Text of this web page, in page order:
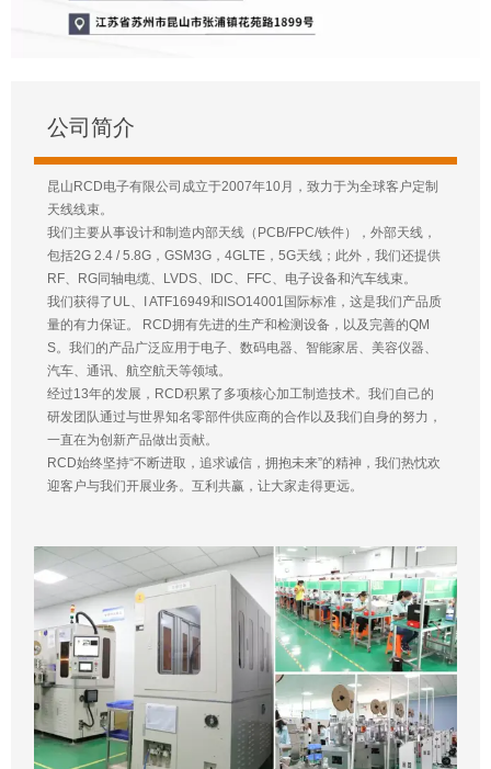
公司简介
昆山RCD电子有限公司成立于2007年10月，致力于为全球客户定制
天线线束。
我们主要从事设计和制造内部天线（PCB/FPC/铁件），外部天线，
包括2G 2.4 / 5.8G，GSM3G，4GLTE，5G天线；此外，我们还提供
RF、RG同轴电缆、LVDS、IDC、FFC、电子设备和汽车线束。
我们获得了UL、I ATF16949和ISO14001国际标准，这是我们产品质
量的有力保证。 RCD拥有先进的生产和检测设备，以及完善的QM
S。我们的产品广泛应用于电子、数码电器、智能家居、美容仪器、
汽车、通讯、航空航天等领域。
经过13年的发展，RCD积累了多项核心加工制造技术。我们自己的
研发团队通过与世界知名零部件供应商的合作以及我们自身的努力，
一直在为创新产品做出贡献。
RCD始终坚持“不断进取，追求诚信，拥抱未来”的精神，我们热忱欢
迎客户与我们开展业务。互利共赢，让大家走得更远。